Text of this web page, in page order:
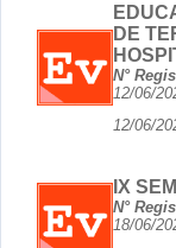
DE
N°
12/
12/
IX
N°
18/